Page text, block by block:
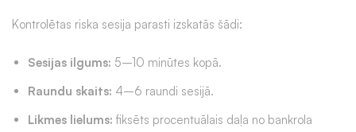
Kontrolētas riska sesija parasti izskatās šādi:
Sesijas ilgums: 5–10 minūtes kopā.
Raundu skaits: 4–6 raundi sesijā.
Likmes lielums: fiksēts procentuālais daļa no bankrola